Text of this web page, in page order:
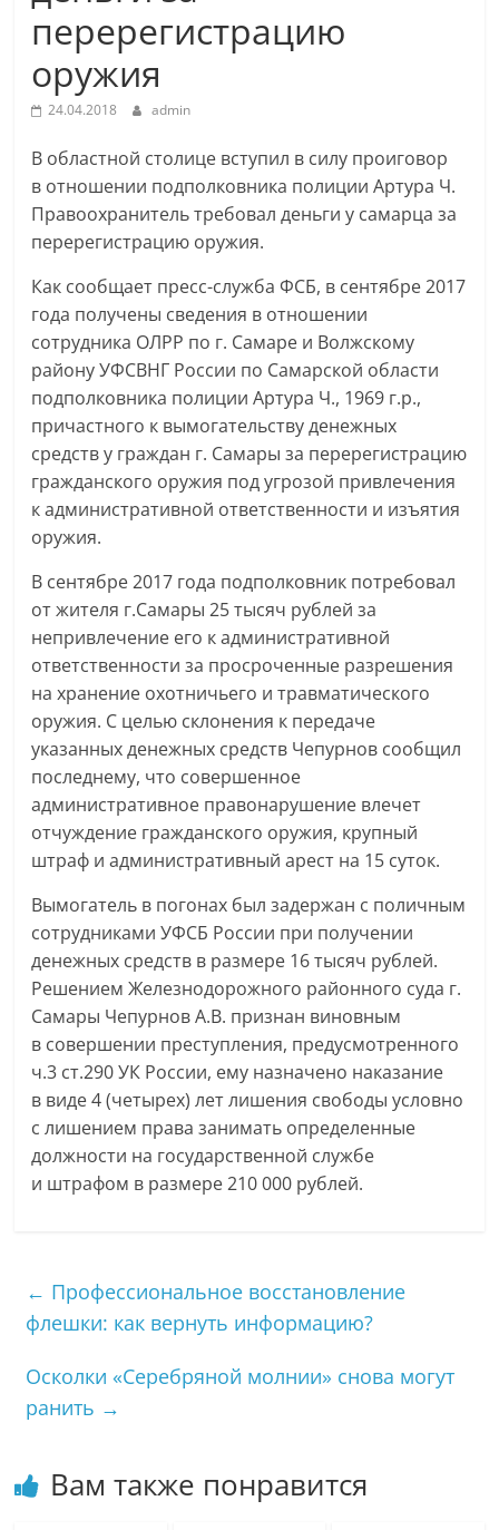
перерегистрацию
оружия
24.04.2018 admin
В областной столице вступил в силу проиговор
в отношении подполковника полиции Артура Ч.
Правоохранитель требовал деньги у самарца за
перерегистрацию оружия.
Как сообщает пресс-служба ФСБ, в сентябре 2017
года получены сведения в отношении
сотрудника ОЛРР по г. Самаре и Волжскому
району УФСВНГ России по Самарской области
подполковника полиции Артура Ч., 1969 г.р.,
причастного к вымогательству денежных
средств у граждан г. Самары за перерегистрацию
гражданского оружия под угрозой привлечения
к административной ответственности и изъятия
оружия.
В сентябре 2017 года подполковник потребовал
от жителя г.Самары 25 тысяч рублей за
непривлечение его к административной
ответственности за просроченные разрешения
на хранение охотничьего и травматического
оружия. С целью склонения к передаче
указанных денежных средств Чепурнов сообщил
последнему, что совершенное
административное правонарушение влечет
отчуждение гражданского оружия, крупный
штраф и административный арест на 15 суток.
Вымогатель в погонах был задержан с поличным
сотрудниками УФСБ России при получении
денежных средств в размере 16 тысяч рублей.
Решением Железнодорожного районного суда г.
Самары Чепурнов А.В. признан виновным
в совершении преступления, предусмотренного
ч.3 ст.290 УК России, ему назначено наказание
в виде 4 (четырех) лет лишения свободы условно
с лишением права занимать определенные
должности на государственной службе
и штрафом в размере 210 000 рублей.
← Профессиональное восстановление
флешки: как вернуть информацию?
Осколки «Серебряной молнии» снова могут
ранить →
Вам также понравится